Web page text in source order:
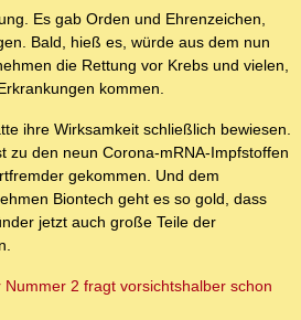
Es gab Orden und Ehrenzeichen,
Bald, hieß es, würde aus dem nun
die Rettung vor Krebs und vielen,
kommen.
ihre Wirksamkeit schließlich bewiesen.
zu den neun Corona-mRNA-Impfstoffen
gekommen. Und dem
Biontech geht es so gold, dass
jetzt auch große Teile der
2 fragt vorsichtshalber schon